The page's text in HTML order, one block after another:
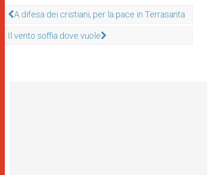
A difesa dei cristiani, per la pace in Terrasanta
Il vento soffia dove vuole